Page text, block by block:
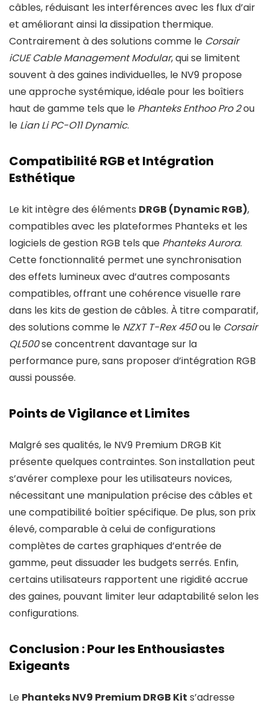
câbles, réduisant les interférences avec les flux d’air
et améliorant ainsi la dissipation thermique.
Contrairement à des solutions comme le Corsair
iCUE Cable Management Modular, qui se limitent
souvent à des gaines individuelles, le NV9 propose
une approche systémique, idéale pour les boîtiers
haut de gamme tels que le Phanteks Enthoo Pro 2ou
le Lian Li PC-O11 Dynamic.
Compatibilité RGB et Intégration
Esthétique
Le kit intègre des éléments DRGB (Dynamic RGB),
compatibles avec les plateformes Phanteks et les
logiciels de gestion RGB tels que Phanteks Aurora.
Cette fonctionnalité permet une synchronisation
des effets lumineux avec d’autres composants
compatibles, offrant une cohérence visuelle rare
dans les kits de gestion de câbles. À titre comparatif,
des solutions comme le NZXT T-Rex 450ou le Corsair
QL500se concentrent davantage sur la
performance pure, sans proposer d’intégration RGB
aussi poussée.
Points de Vigilance et Limites
Malgré ses qualités, le NV9 Premium DRGB Kit
présente quelques contraintes. Son installation peut
s’avérer complexe pour les utilisateurs novices,
nécessitant une manipulation précise des câbles et
une compatibilité boîtier spécifique. De plus, son prix
élevé, comparable à celui de configurations
complètes de cartes graphiques d’entrée de
gamme, peut dissuader les budgets serrés. Enfin,
certains utilisateurs rapportent une rigidité accrue
des gaines, pouvant limiter leur adaptabilité selon les
configurations.
Conclusion : Pour les Enthousiastes
Exigeants
Le Phanteks NV9 Premium DRGB Kit s’adresse